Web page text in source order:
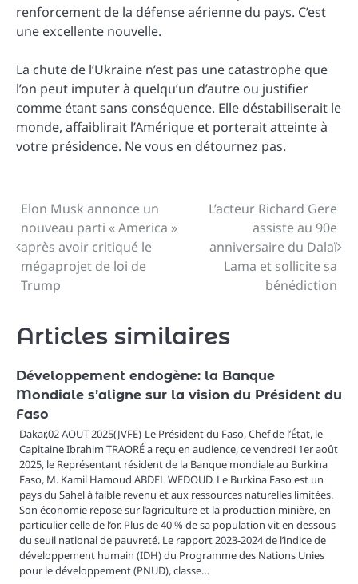
renforcement de la défense aérienne du pays. C’est
une excellente nouvelle.
La chute de l’Ukraine n’est pas une catastrophe que
l’on peut imputer à quelqu’un d’autre ou justifier
comme étant sans conséquence. Elle déstabiliserait le
monde, affaiblirait l’Amérique et porterait atteinte à
votre présidence. Ne vous en détournez pas.
Navigation
de
l’article
Elon Musk annonce un
nouveau parti « America »
après avoir critiqué le
mégaprojet de loi de
Trump
L’acteur Richard Gere
assiste au 90e
anniversaire du Dalaï
Lama et sollicite sa
bénédiction
Articles similaires
Développement endogène: la Banque
Mondiale s’aligne sur la vision du Président du
Faso
Dakar,02 AOUT 2025(JVFE)-Le Président du Faso, Chef de l’État, le
Capitaine Ibrahim TRAORÉ a reçu en audience, ce vendredi 1er août
2025, le Représentant résident de la Banque mondiale au Burkina
Faso, M. Kamil Hamoud ABDEL WEDOUD. Le Burkina Faso est un
pays du Sahel à faible revenu et aux ressources naturelles limitées.
Son économie repose sur l’agriculture et la production minière, en
particulier celle de l’or. Plus de 40 % de sa population vit en dessous
du seuil national de pauvreté. Le rapport 2023-2024 de l’indice de
développement humain (IDH) du Programme des Nations Unies
pour le développement (PNUD), classe…